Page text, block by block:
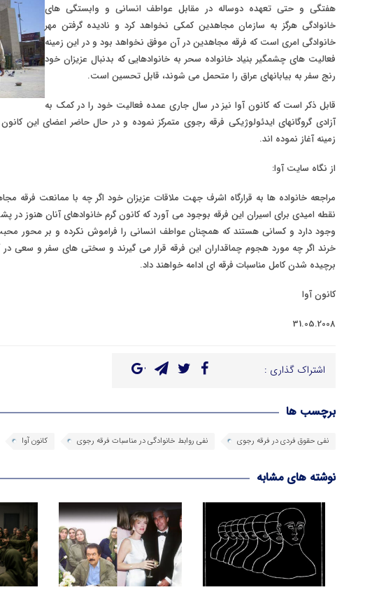
هفتگی و حتی تعهده دوساله در مقابل عواطف انسانی و وابستگی های
خانوادگی هرگز به سازمان مجاهدین کمکی نخواهد کرد و نادیده گرفتن مهر
خانوادگی امری است که فرقه مجاهدین در آن موفق نخواهد بود و در این زمینه
فعالیت های چشمگیر بنیاد خانواده سحر به خانوادهایی که بدنبال عزیزان خود
رنج سفر به بیابانهای عراق را متحمل می شوند، قابل تحسین است.
قابل ذکر است که کانون آوا نیز در سال جاری عمده فعالیت خود را در کمک به
آزادی گروگانهای ایدئولوژیکی فرقه رجوی متمرکز نموده و در حال حاضر اعضای این
زمینه آغاز نموده اند.
از نگاه سایت آوا:
مراجعه خانواده ها به قرارگاه اشرف جهت ملاقات عزیزان خود اگر چه با ممانعت فرقه
نقطه امیدی برای اسیران این فرقه بوجود می آورد که کانون گرم خانوادهای آنان هنوز در
وجود دارد و کسانی هستند که همچنان عواطف انسانی را فراموش نکرده و بر محور
خرند اگر چه مورد هجوم چماقداران این فرقه قرار می گیرند و سختی های سفر و سعی در
برچیده شدن کامل مناسبات فرقه ای ادامه خواهند داد.
کانون آوا
31.05.2008
اشتراک گذاری :
برچسب ها
نفی حقوق فردی در فرقه رجوی نفی روابط خانوادگی در مناسبات فرقه رجوی کانون آوا
نوشته های مشابه